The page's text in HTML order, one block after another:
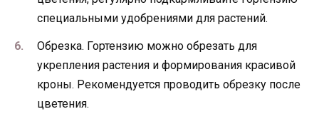
специальными удобрениями для растений.
Обрезка. Гортензию можно обрезать для
укрепления растения и формирования красивой
кроны. Рекомендуется проводить обрезку после
цветения.